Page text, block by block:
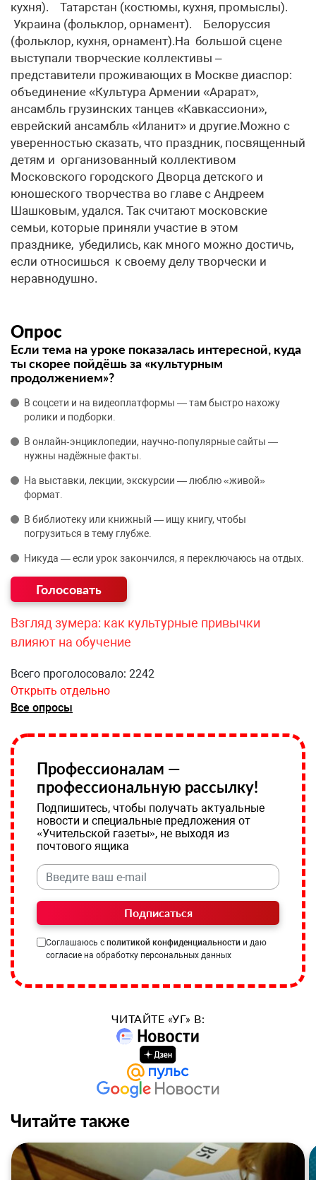
кухня). Татарстан (костюмы, кухня, промыслы).
Украина (фольклор, орнамент). Белоруссия
(фольклор, кухня, орнамент).На большой сцене
выступали творческие коллективы –
представители проживающих в Москве диаспор:
объединение «Культура Армении «Арарат»,
ансамбль грузинских танцев «Кавкассиони»,
еврейский ансамбль «Иланит» и другие.Можно с
уверенностью сказать, что праздник, посвященный
детям и организованный коллективом
Московского городского Дворца детского и
юношеского творчества во главе с Андреем
Шашковым, удался. Так считают московские
семьи, которые приняли участие в этом
празднике, убедились, как много можно достичь,
если относишься к своему делу творчески и
неравнодушно.
Опрос
Если тема на уроке показалась интересной, куда
ты скорее пойдёшь за «культурным
продолжением»?
В соцсети и на видеоплатформы — там быстро нахожу
ролики и подборки.
В онлайн‑энциклопедии, научно‑популярные сайты —
нужны надёжные факты.
На выставки, лекции, экскурсии — люблю «живой»
формат.
В библиотеку или книжный — ищу книгу, чтобы
погрузиться в тему глубже.
Никуда — если урок закончился, я переключаюсь на отдых.
Взгляд зумера: как культурные привычки
влияют на обучение
Всего проголосовало: 2242
Открыть отдельно
Все опросы
Профессионалам —
профессиональную рассылку!
Подпишитесь, чтобы получать актуальные
новости и специальные предложения от
«Учительской газеты», не выходя из
почтового ящика
Подписаться
Соглашаюсь с политикой конфиденциальности и даю
согласие на обработку персональных данных
ЧИТАЙТЕ «УГ» В:
Читайте также